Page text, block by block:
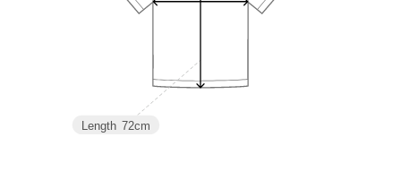
Length 72cm